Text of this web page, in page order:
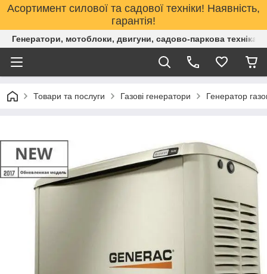
Асортимент силової та садової техніки! Наявність,
гарантія!
Генератори, мотоблоки, двигуни, садово-паркова техніка.
Товари та послуги Газові генератори Генератор